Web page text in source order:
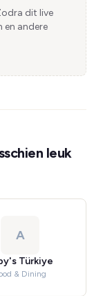
dit live
en andere
leuk
A
Türkiye
& Dining